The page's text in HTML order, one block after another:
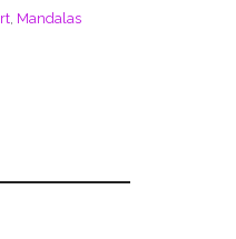
, Mandalas